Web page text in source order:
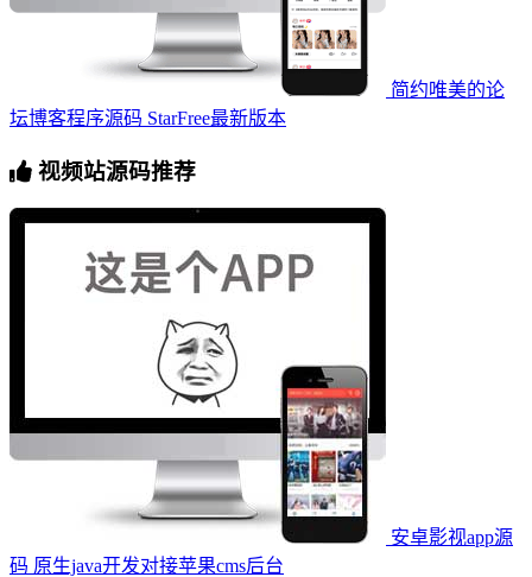
简约唯美的论
坛博客程序源码 StarFree最新版本
视频站源码推荐
安卓影视app源
码 原生java开发对接苹果cms后台